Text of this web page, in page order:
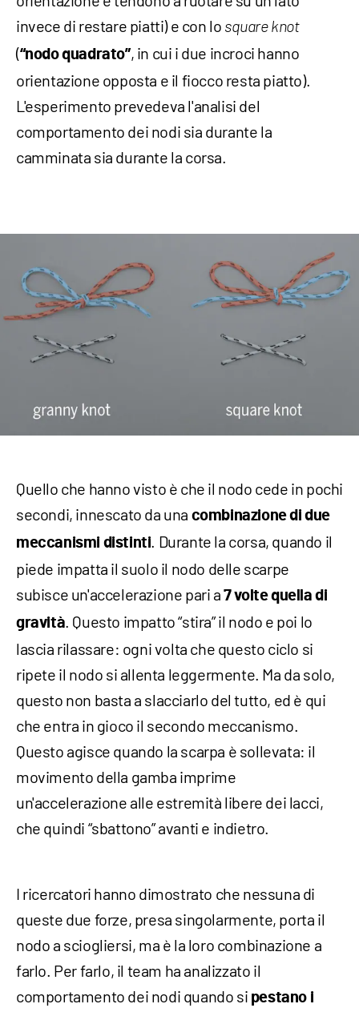
invece di restare piatti) e con lo square knot
(“nodo quadrato”, in cui i due incroci hanno
orientazione opposta e il fiocco resta piatto).
L'esperimento prevedeva l'analisi del
comportamento dei nodi sia durante la
camminata sia durante la corsa.
Quello che hanno visto è che il nodo cede in pochi
secondi, innescato da una combinazione di due
meccanismi distinti . Durante la corsa, quando il
piede impatta il suolo il nodo delle scarpe
subisce un'accelerazione pari a7 volte quella di
gravità . Questo impatto “stira” il nodo e poi lo
lascia rilassare: ogni volta che questo ciclo si
ripete il nodo si allenta leggermente. Ma da solo,
questo non basta a slacciarlo del tutto, ed è qui
che entra in gioco il secondo meccanismo.
Questo agisce quando la scarpa è sollevata: il
movimento della gamba imprime
un'accelerazione alle estremità libere dei lacci,
che quindi “sbattono” avanti e indietro.
I ricercatori hanno dimostrato che nessuna di
queste due forze, presa singolarmente, porta il
nodo a sciogliersi, ma è la loro combinazione a
farlo. Per farlo, il team ha analizzato il
comportamento dei nodi quando si pestano i